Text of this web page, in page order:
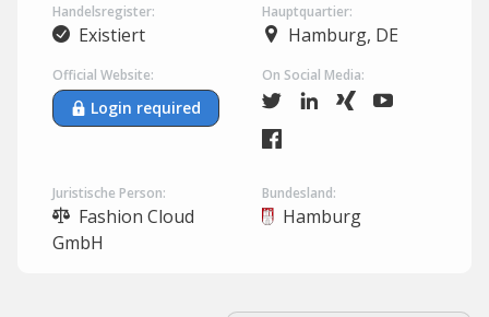
Handelsregister:
Existiert
Hauptquartier:
Hamburg, DE
Official Website:
Login required
On Social Media:
Juristische Person:
Fashion Cloud
GmbH
Bundesland:
Hamburg